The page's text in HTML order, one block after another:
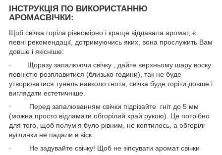
ІНСТРУКЦІЯ ПО ВИКОРИСТАННЮ
АРОМАСВІЧКИ:
Щоб свічка горіла рівномірно і краще віддавала аромат, є
певні рекомендації, дотримуючись яких, вона прослужить Вам
довше і якісніше:
· Щоразу запалюючи свічку , дайте верхньому шару воску
повністю розплавитися (близько години), так не буде
утворюватися тунель навколо гнота, свічка буде горіти довше і
виглядати естетичніше.
· Перед запалюванням свічки підрізайте гніт до 5 мм
(можна просто відламати обгорілий край рукою). Це потрібно
для того, щоб полум'я було рівним, не коптилось, а обгорілі
вуглинки не падали в віск.
· Не задувайте свічку! Щоб не зіпсувати аромат свічки